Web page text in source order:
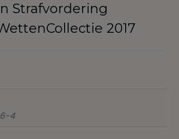
Strafvordering
2017
4